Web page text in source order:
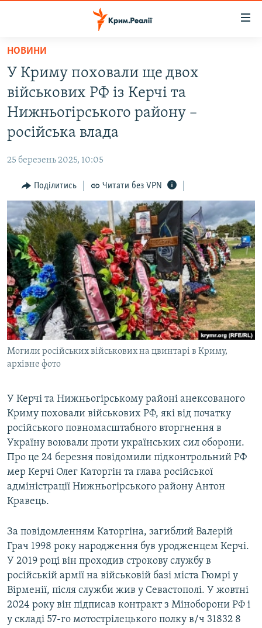
Перейти
основного
матеріалу
Перейти
до
основної
Перейти
пошуку
ВОДА.КРИМ
ВІДЕО ТА ФОТО
ПОЛІТИКА
ПОГЛЯД
ІНТЕРВ'Ю
ВСЕ ЗА ДЕНЬ
СПЕЦПРОЕКТИ
ДЕПОРТАЦІЯ
ВІДЕОУРОКИ «ELIFBE»
СВІДЧЕННЯ ОКУПАЦІЇ
УКРАЇНСЬКА ПРОБЛЕМА КРИМУ
ІНФОГРАФІКА
ЯК ОБІЙТИ БЛОКУВАННЯ
Русский
Qırımtatar
ДОЛУЧАЙСЯ!
НОВИНИ
У Криму поховали ще двох
військових РФ із Керчі та
Нижньогірського району –
російська влада
25 березень 2025, 10:05
Поділитись Читати без VPN
Могили російських військових на цвинтарі в Криму,
архівне фото
У Керчі та Нижньогірському районі анексованого
Криму поховали військових РФ, які від початку
російського повномасштабного вторгнення в
Україну воювали проти українських сил оборони.
Про це 24 березня повідомили підконтрольний РФ
мер Керчі Олег Каторгін та глава російської
адміністрації Нижньогірського району Антон
Кравець.
За повідомленням Каторгіна, загиблий Валерій
Грач 1998 року народження був уродженцем Керчі.
У 2019 році він проходив строкову службу в
російській армії на військовій базі міста Гюмрі у
Вірменії, після служби жив у Севастополі. У жовтні
2024 року він підписав контракт з Міноборони РФ і
у складі 57-го мотострілецького полку в/ч 31832 8